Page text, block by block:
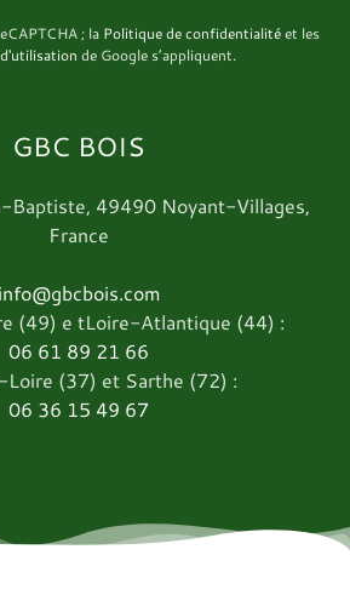
; la Politique de confidentialitéet les
de Google s’appliquent.
GBC BOIS
Baptiste, 49490 Noyant-Villages,
France
info@gbcbois.com
06 61 89 21 66
06 36 15 49 67